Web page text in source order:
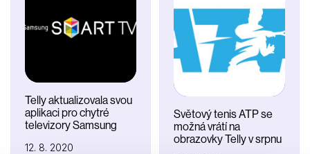
Telly aktualizovala svou
aplikaci pro chytré
televizory Samsung
12. 8. 2020
Světový tenis ATP se
možná vrátí na
obrazovky Telly v srpnu